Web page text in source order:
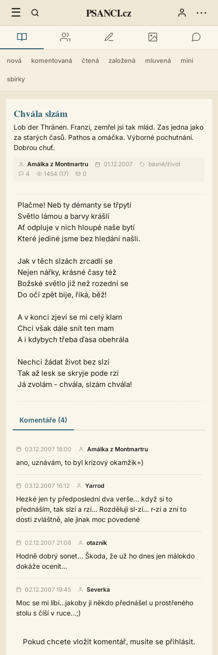
☰ PSANCI.cz ⋯
nová komentovaná čtená založená mluvená mini
sbírky
Chvála slzám
Lob der Thränen. Franzi, zemřel jsi tak mlád. Zas jedna jako
za starých časů. Pathos a omáčka. Výborné pochutnání.
Dobrou chuť.
Amálka z Montmartru 01.12.2007 básně/život
4
1454 (17) 0
Plačme! Neb ty démanty se třpytí
Světlo lámou a barvy krášlí
Ať odpluje v nich hloupé naše bytí
Které jediné jsme bez hledání našli.
Jak v těch slzách zrcadlí se
Nejen nářky, krásné časy též
Božské světlo již než rozední se
Do očí zpět bije, říká, běž!
A v konci zjeví se mi celý klam
Chci však dále snít ten mam
A i kdybych třeba ďasa obehrála
Nechci žádat život bez slzí
Tak až lesk se skryje pode rzí
Já zvolám - chvála, slzám chvála!
Komentáře (4)
03.12.2007 18:00 Amálka z Montmartru
ano, uznávám, to byl krizový okamžik=)
03.12.2007 16:12 Yarrod
Hezké jen ty předposlední dva verše... když si to
přednáším, tak slzí a rzí... Rozděluji sl-zí... r-zí a zní to
dosti zvláštně, ale jinak moc povedené
02.12.2007 21:08 otazník
Hodně dobrý sonet... Škoda, že už ho dnes jen málokdo
dokáže ocenit...
02.12.2007 19:45 Severka
Moc se mi líbí...jakoby ji někdo přednášel u prostřeného
stolu s číší v ruce...;)
Pokud chcete vložit komentář, musíte se přihlásit.